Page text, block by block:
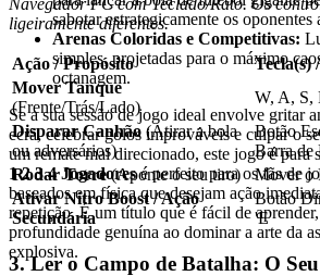
sabotar estrategicamente os oponentes
Arenas Coloridas e Competitivas:
simples, projetadas para o máximo
octanagem.
Se a sua sessão de jogo ideal envolve gritar
ecrã, celebrar golos improváveis e culpar o
um remate mal direcionado, este jogo é para
1 2 3 4 Jogadoresé perfeito para os fãs de
baseados em física que desejam ação
repetição. É um título que é fácil de
profundidade genuína ao dominar a arte da
explosiva.
ligeiramente diferentes.
Ação / Propósito
Tecla(s)
Mover Tanque
(Frente/Trás/Lado)
W, A, S,
Disparar Canhão (Atirar a bola
ou adversários)
Botão
Barra de
Rodar Torre(Aponte o seu tiro)
Mover o
Ativar Nitro Boost / Ação
Secundária
Botão
'E'
3. Ler o Campo de Batalha: O